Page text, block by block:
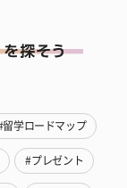
留学ロードマップ
#プレゼント